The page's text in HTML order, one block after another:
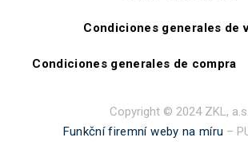
Condiciones generales de
Condiciones generales de compra
Copyright © 2024 ZKL, a.s.
Funkční firemní weby na míru –